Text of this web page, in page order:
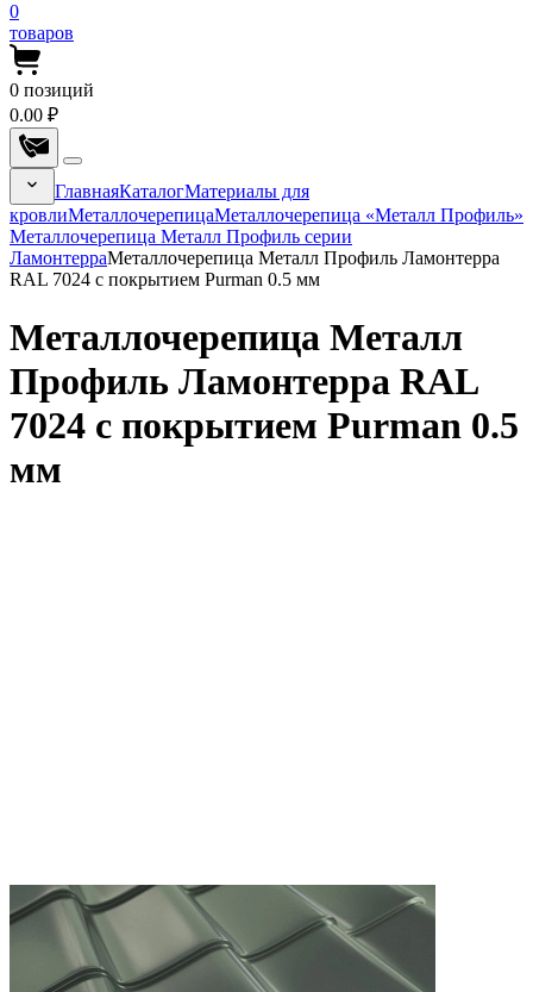
0
товаров
0 позиций
0.00 ₽
ГлавнаяКаталогМатериалы для
кровлиМеталлочерепицаМеталлочерепица «Металл Профиль»
Металлочерепица Металл Профиль серии
ЛамонтерраМеталлочерепица Металл Профиль Ламонтерра
RAL 7024 с покрытием Purman 0.5 мм
Металлочерепица Металл
Профиль Ламонтерра RAL
7024 с покрытием Purman 0.5
мм